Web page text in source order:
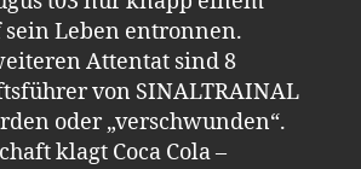
sein Leben entronnen.
Attentat sind 8
von SINALTRAINAL
oder „verschwunden“.
klagt Coca Cola –